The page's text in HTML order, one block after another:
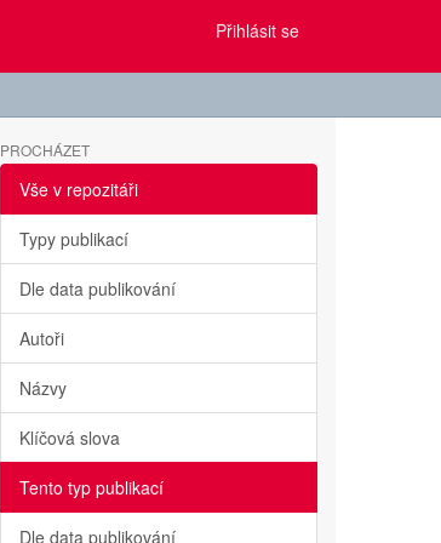
Přihlásit se
PROCHÁZET
Vše v repozitáři
Typy publikací
Dle data publikování
Autoři
Názvy
Klíčová slova
Tento typ publikací
Dle data publikování